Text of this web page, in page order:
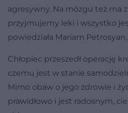
agresywny. Na mózgu też ma
przyjmujemy leki i wszystko
powiedziała Mariam
Chłopiec przeszedł operację
czemu jest w stanie
Mimo obaw o jego zdrowie i
prawidłowo i jest radosnym,